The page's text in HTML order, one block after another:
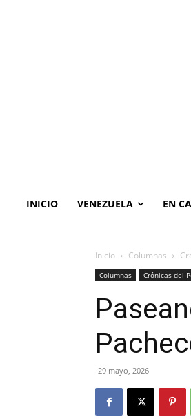
INICIO VENEZUELA EN
Inicio Columnas
Columnas Crónicas del
29 mayo, 2026